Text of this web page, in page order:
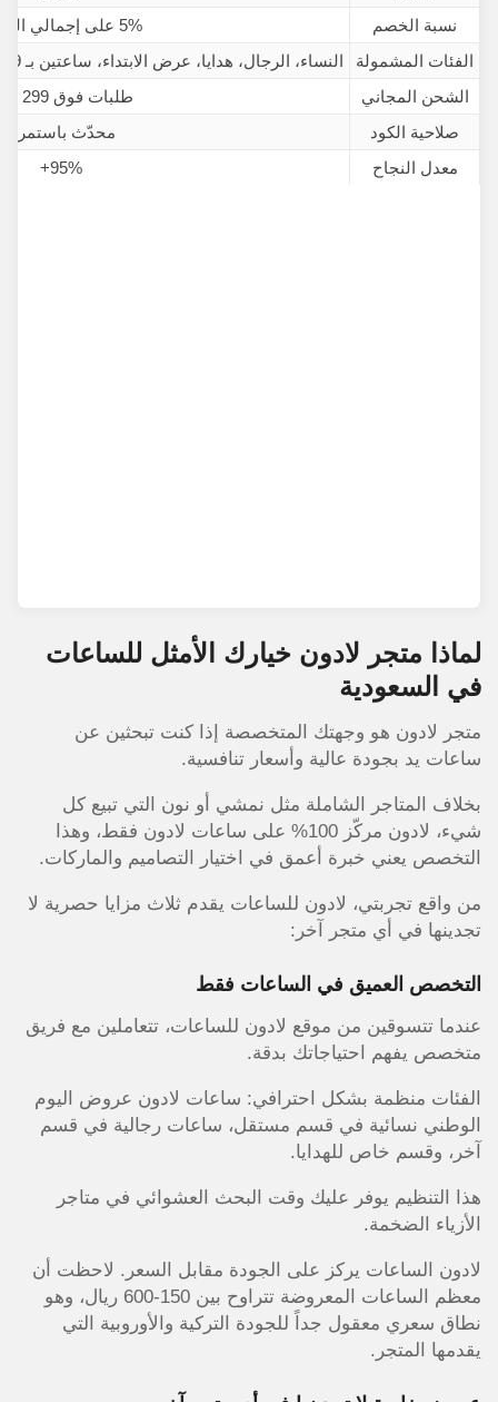
نسبة الخصم
5% على إجمالي الطلب
الفئات المشمولة
النساء، الرجال، هدايا، عرض الابتداء، ساعتين بـ 299 ريال، عروض الأشهر، تخفيضات
الشحن المجاني
طلبات فوق 299 ريال
صلاحية الكود
محدّث باستمرار
معدل النجاح
95%+
لماذا متجر لادون خيارك الأمثل للساعات
في السعودية
متجر لادون هو وجهتك المتخصصة إذا كنت تبحثين عن
ساعات يد بجودة عالية وأسعار تنافسية.
بخلاف المتاجر الشاملة مثل نمشي أو نون التي تبيع كل
شيء، لادون مركّز 100% على ساعات لادون فقط، وهذا
التخصص يعني خبرة أعمق في اختيار التصاميم والماركات.
من واقع تجربتي، لادون للساعات يقدم ثلاث مزايا حصرية لا
تجدينها في أي متجر آخر:
التخصص العميق في الساعات فقط
عندما تتسوقين من موقع لادون للساعات، تتعاملين مع فريق
متخصص يفهم احتياجاتك بدقة.
الفئات منظمة بشكل احترافي: ساعات لادون عروض اليوم
الوطني نسائية في قسم مستقل، ساعات رجالية في قسم
آخر، وقسم خاص للهدايا.
هذا التنظيم يوفر عليك وقت البحث العشوائي في متاجر
الأزياء الضخمة.
لادون الساعات يركز على الجودة مقابل السعر. لاحظت أن
معظم الساعات المعروضة تتراوح بين 150-600 ريال، وهو
نطاق سعري معقول جداً للجودة التركية والأوروبية التي
يقدمها المتجر.